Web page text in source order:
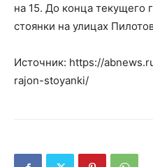
на 15. До конца текущего
стоянки на улицах
Источник: https://
rajon-stoyanki/